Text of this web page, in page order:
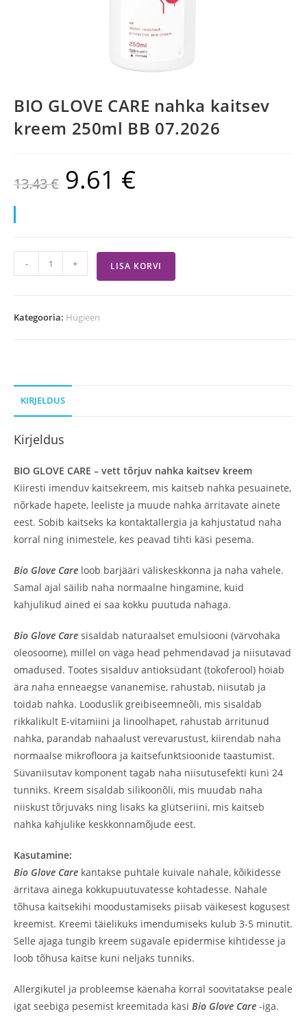
BIO GLOVE CARE nahka kaitsev
kreem 250ml BB 07.2026
13.43€ 9.61 €
- + LISA KORVI
Kategooria: Hügieen
KIRJELDUS
Kirjeldus
BIO GLOVE CARE – vett tõrjuv nahka kaitsev kreem
Kiiresti imenduv kaitsekreem, mis kaitseb nahka pesuainete,
nõrkade hapete, leeliste ja muude nahka ärritavate ainete
eest. Sobib kaitseks ka kontaktallergia ja kahjustatud naha
korral ning inimestele, kes peavad tihti käsi pesema.
Bio Glove Care loob barjääri väliskeskkonna ja naha vahele.
Samal ajal säilib naha normaalne hingamine, kuid
kahjulikud ained ei saa kokku puutuda nahaga.
Bio Glove Care sisaldab naturaalset emulsiooni (värvohaka
oleosoome), millel on väga head pehmendavad ja niisutavad
omadused. Tootes sisalduv antioksüdant (tokoferool) hoiab
ära naha enneaegse vananemise, rahustab, niisutab ja
toidab nahka. Looduslik greibiseemneõli, mis sisaldab
rikkalikult E-vitamiini ja linoolhapet, rahustab ärritunud
nahka, parandab nahaalust verevarustust, kiirendab naha
normaalse mikrofloora ja kaitsefunktsioonide taastumist.
Süvaniisutav komponent tagab naha niisutusefekti kuni 24
tunniks. Kreem sisaldab silikoonõli, mis muudab naha
niiskust tõrjuvaks ning lisaks ka glütseriini, mis kaitseb
nahka kahjulike keskkonnamõjude eest.
Kasutamine:
Bio Glove Care kantakse puhtale kuivale nahale, kõikidesse
ärritava ainega kokkupuutuvatesse kohtadesse. Nahale
tõhusa kaitsekihi moodustamiseks piisab väikesest kogusest
kreemist. Kreemi täielikuks imendumiseks kulub 3-5 minutit.
Selle ajaga tungib kreem sügavale epidermise kihtidesse ja
loob tõhusa kaitse kuni neljaks tunniks.
Allergikutel ja probleemse käenaha korral soovitatakse peale
igat seebiga pesemist kreemitada käsi Bio Glove Care -iga.